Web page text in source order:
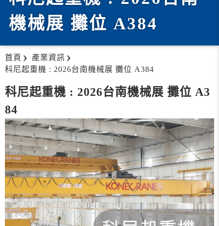
機械展 攤位 A384
首頁
產業資訊
科尼起重機 : 2026台南機械展 攤位 A384
科尼起重機 : 2026台南機械展 攤位 A3
84